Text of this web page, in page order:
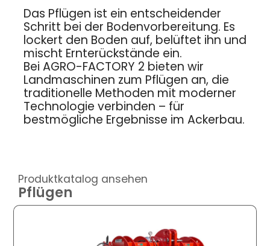
Das Pflügen ist ein entscheidender
Schritt bei der Bodenvorbereitung. Es
lockert den Boden auf, belüftet ihn und
mischt Ernterückstände ein.
Bei AGRO-FACTORY 2 bieten wir
Landmaschinen zum Pflügen an, die
traditionelle Methoden mit moderner
Technologie verbinden – für
bestmögliche Ergebnisse im Ackerbau.
Produktkatalog ansehen
Pflügen